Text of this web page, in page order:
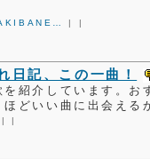
| |
日記、この一曲！
を紹介しています。
どいい曲に出会える
| |